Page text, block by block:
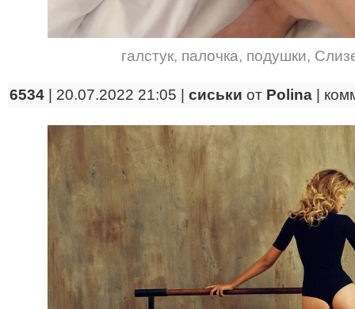
галстук, палочка, подушки,
6534 | 20.07.2022 21:05 | сиськи от Polina